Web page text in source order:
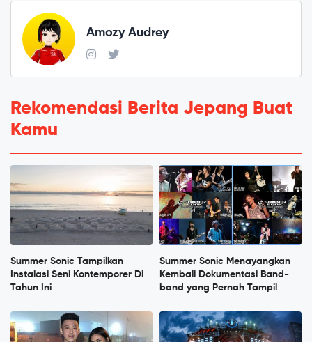
Amozy Audrey
Rekomendasi Berita Jepang Buat
Kamu
Summer Sonic Tampilkan
Instalasi Seni Kontemporer Di
Tahun Ini
Summer Sonic Menayangkan
Kembali Dokumentasi Band-
band yang Pernah Tampil